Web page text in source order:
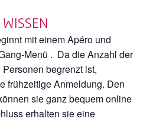
mit einem Apéro und
Menü . Da die Anzahl der
begrenzt ist,
frühzeitige Anmeldung. Den
sie ganz bequem online
erhalten sie eine